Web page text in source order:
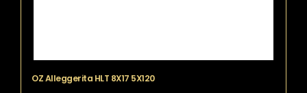
OZ Alleggerita HLT 8X17 5X120